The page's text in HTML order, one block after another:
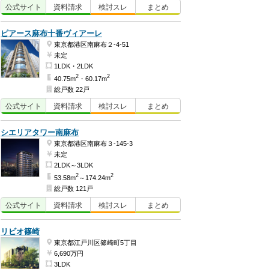
公式サイト 資料請求 検討スレ まとめ
ピアース麻布十番ヴィアーレ
東京都港区南麻布２-4-51
未定
1LDK・2LDK
40.75m2 ・60.17m2
総戸数 22戸
公式サイト 資料請求 検討スレ まとめ
シエリアタワー南麻布
東京都港区南麻布３-145-3
未定
2LDK～3LDK
53.58m2 ～174.24m2
総戸数 121戸
公式サイト 資料請求 検討スレ まとめ
リビオ篠崎
東京都江戸川区篠崎町5丁目
6,690万円
3LDK